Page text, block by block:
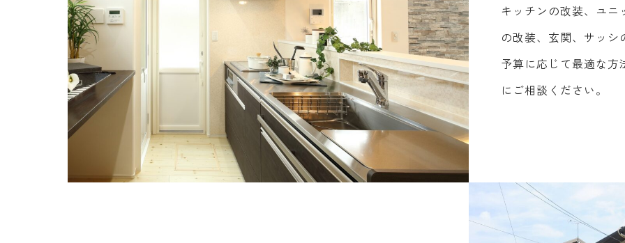
キッチンの改装、ユ
の改装、玄関、サッ
予算に応じて最適な
にご相談ください。